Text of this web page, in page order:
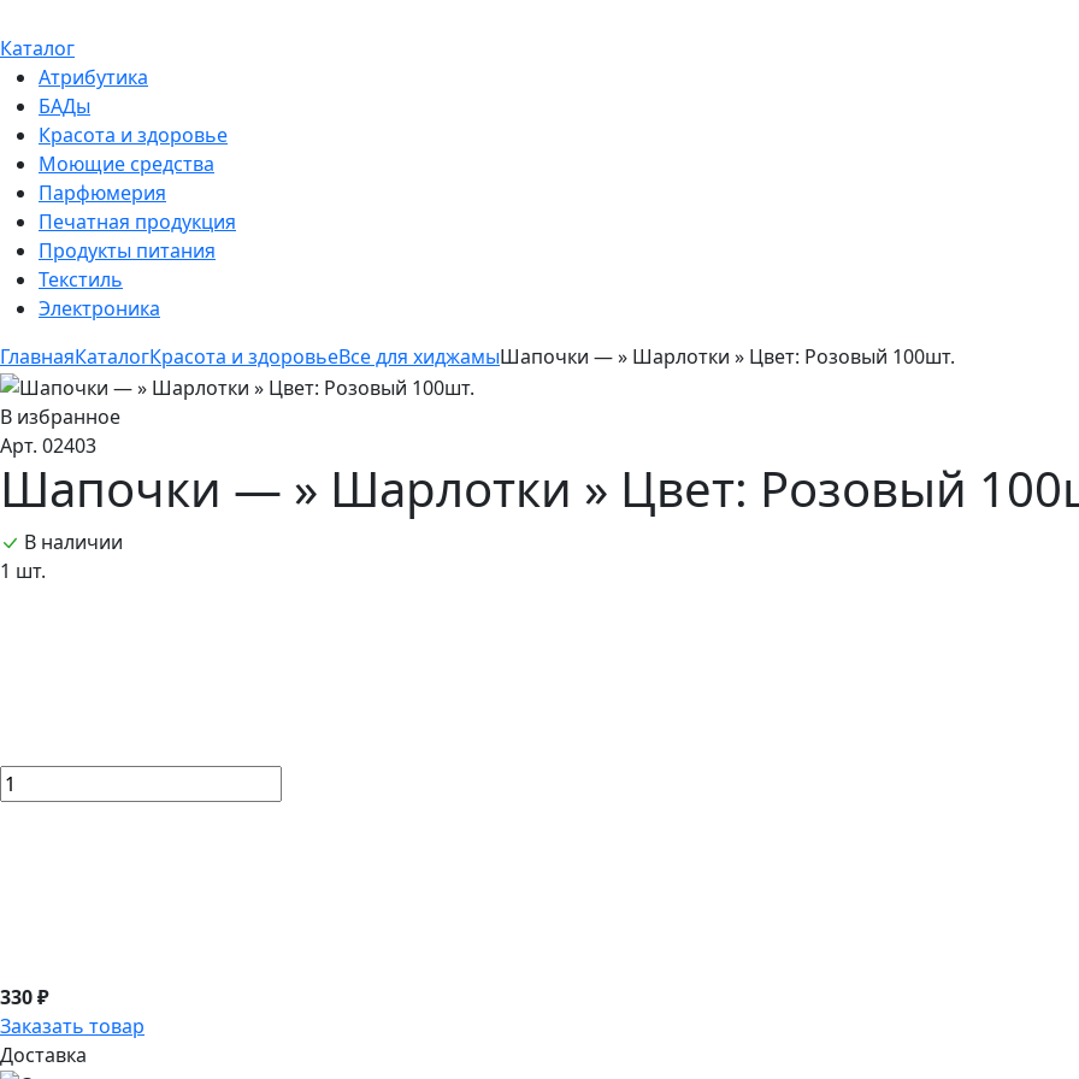
Каталог
Атрибутика
БАДы
Красота и здоровье
Моющие средства
Парфюмерия
Печатная продукция
Продукты питания
Текстиль
Электроника
ГлавнаяКаталогКрасота и здоровьеВсе для хиджамыШапочки — » Шарлотки » Цвет: Розовый 100шт.
В избранное
Арт. 02403
Шапочки — » Шарлотки » Цвет: Розовый
В наличии
1 шт.
330 ₽
Заказать товар
Доставка